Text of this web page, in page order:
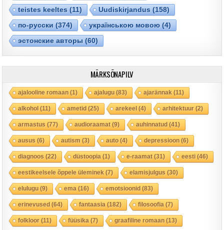
teistes keeltes (11) Uudiskirjandus (158)
по-русски (374) українською мовою (4)
эстонские авторы (60)
MÄRKSÕNAPILV
ajalooline romaan(1) ajalugu(83) ajarännak (11)
alkohol(11) ametid(25) arekeel(4) arhitektuur(2)
armastus (77) audioraamat(9) auhinnatud(41)
ausus (6) autism (3) auto(4) depressioon(6)
diagnoos (22) düstoopia (1) e-raamat(31) eesti(46)
eestikeelsele õppele üleminek (7) elamisjulgus (30)
elulugu(9) ema (16) emotsioonid(83)
erinevused(64) fantaasia (182) filosoofia (7)
folkloor(11) füüsika (7) graafiline romaan(13)